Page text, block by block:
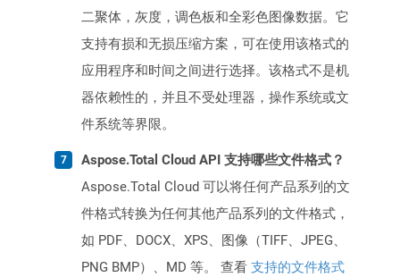
二聚体，灰度，调色板和全彩色图像数据。它
支持有损和无损压缩方案，可在使用该格式的
应用程序和时间之间进行选择。该格式不是机
器依赖性的，并且不受处理器，操作系统或文
件系统等界限。
Aspose.Total Cloud API 支持哪些文件格式？
Aspose.Total Cloud 可以将任何产品系列的文
件格式转换为任何其他产品系列的文件格式，
如 PDF、DOCX、XPS、图像（TIFF、JPEG、
PNG BMP）、MD 等。 查看 支持的文件格式